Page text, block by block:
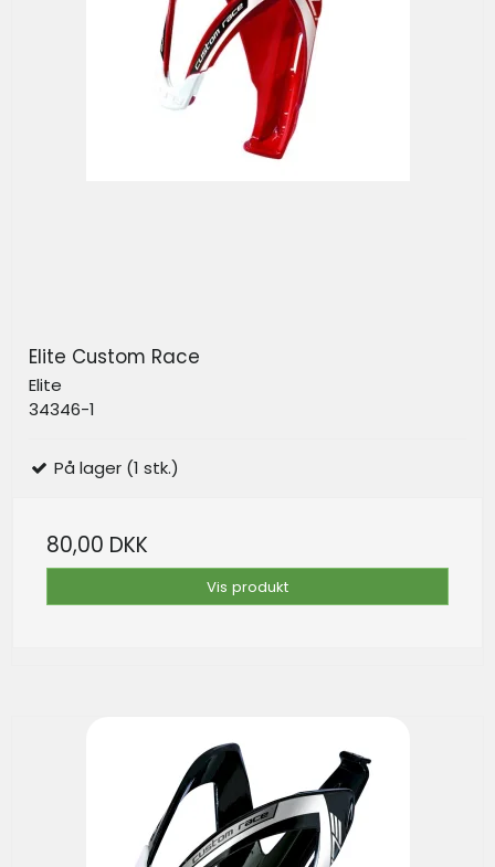
Elite Custom Race
Elite
34346-1
På lager (1 stk.)
80,00 DKK
Vis produkt